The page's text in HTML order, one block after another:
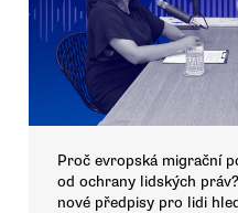
Proč evropská migrační
od ochrany lidských
nové předpisy pro lidi